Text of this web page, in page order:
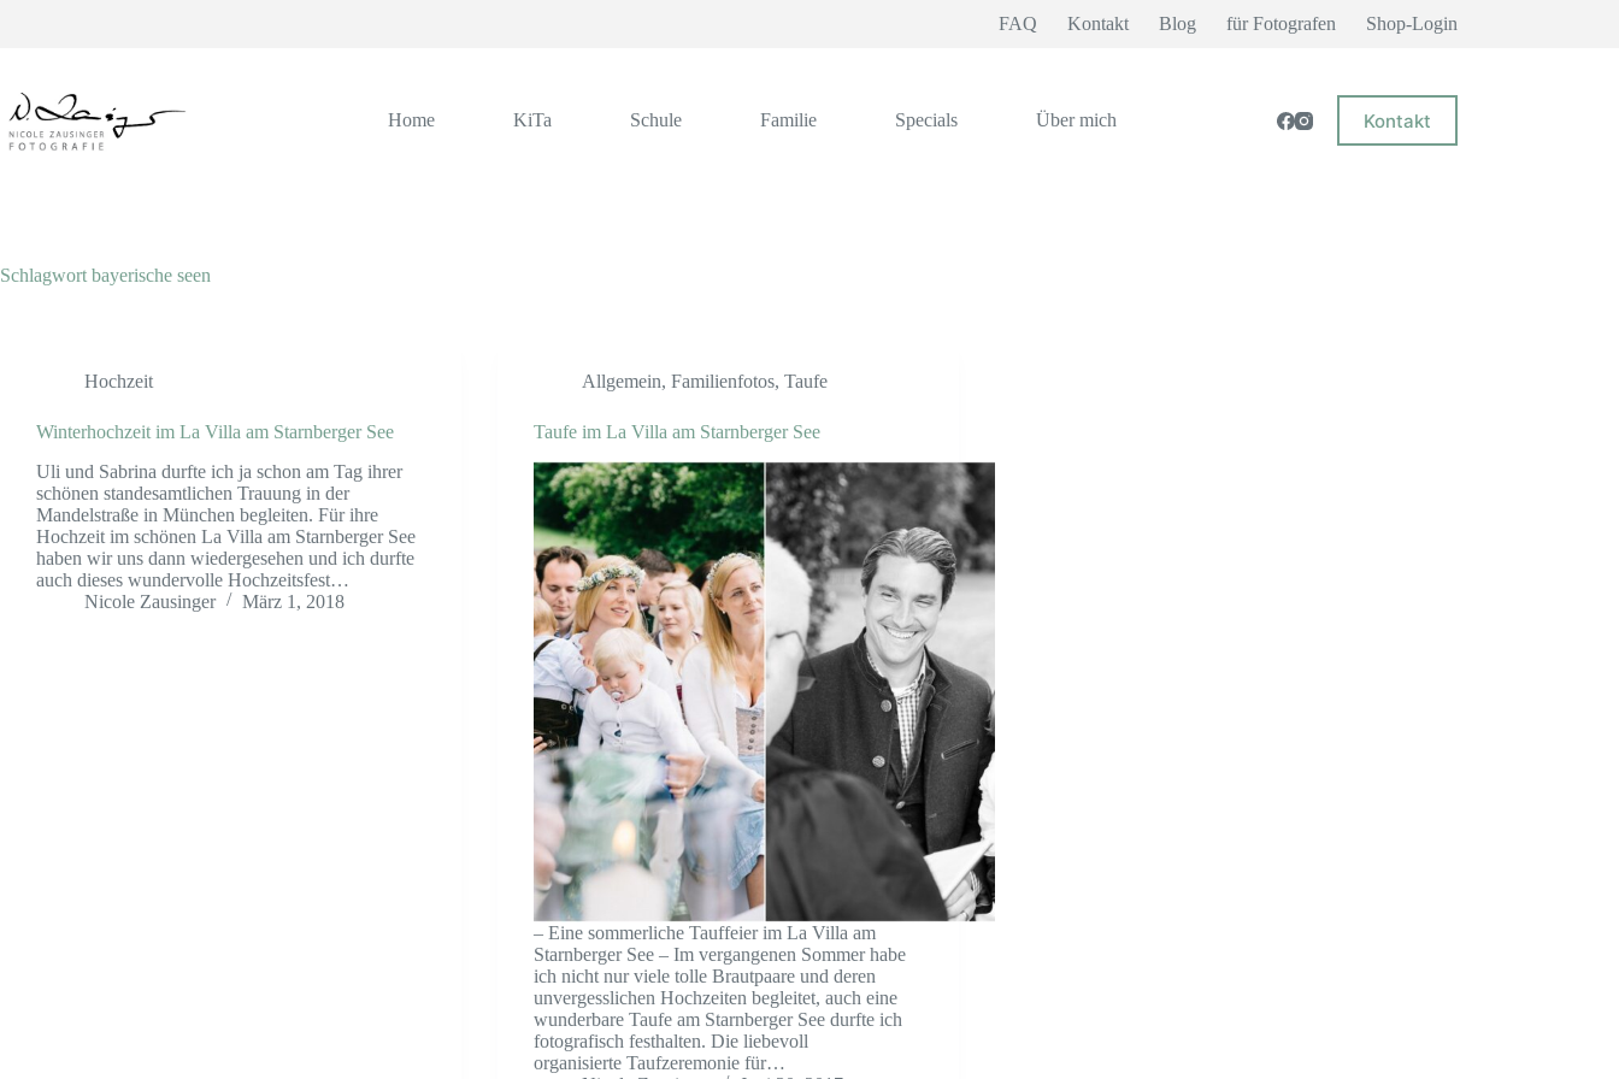
FAQ Kontakt Blog für Fotografen Shop-Login
Home KiTa Schule Familie Specials Über mich Kontakt
Schlagwort bayerische seen
Hochzeit
Winterhochzeit im La Villa am Starnberger See
Uli und Sabrina durfte ich ja schon am Tag ihrer
schönen standesamtlichen Trauung in der
Mandelstraße in München begleiten. Für ihre
Hochzeit im schönen La Villa am Starnberger See
haben wir uns dann wiedergesehen und ich durfte
auch dieses wundervolle Hochzeitsfest…
Nicole Zausinger
März 1, 2018
Allgemein,Familienfotos,Taufe
Taufe im La Villa am Starnberger See
– Eine sommerliche Tauffeier im La Villa am
Starnberger See – Im vergangenen Sommer habe
ich nicht nur viele tolle Brautpaare und deren
unvergesslichen Hochzeiten begleitet, auch eine
wunderbare Taufe am Starnberger See durfte ich
fotografisch festhalten. Die liebevoll
organisierte Taufzeremonie für…